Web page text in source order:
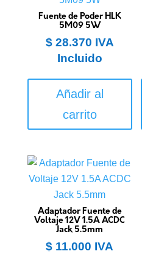
Fuente de Poder HLK
5M09 5W
$28.370 IVA
Incluido
Añadir al
carrito
Adaptador Fuente de
Voltaje 12V 1.5A ACDC
Jack 5.5mm
$ 11.000 IVA